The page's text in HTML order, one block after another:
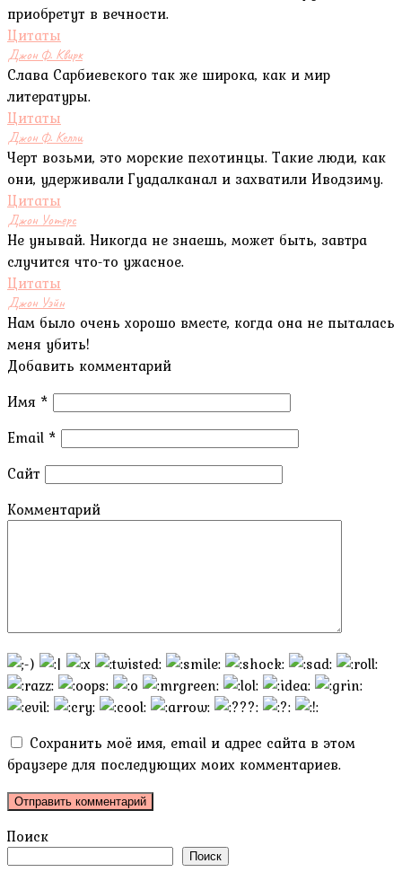
приобретут в вечности.
Цитаты
Джон Ф. Квирк
Слава Сарбиевского так же широка, как и мир
литературы.
Цитаты
Джон Ф. Келли
Черт возьми, это морские пехотинцы. Такие люди, как
они, удерживали Гуадалканал и захватили Иводзиму.
Цитаты
Джон Уотерс
Не унывай. Никогда не знаешь, может быть, завтра
случится что-то ужасное.
Цитаты
Джон Уэйн
Нам было очень хорошо вместе, когда она не пыталась
меня убить!
Добавить комментарий
Имя *
Email *
Сайт
Комментарий
Сохранить моё имя, email и адрес сайта в этом
браузере для последующих моих комментариев.
Поиск
Поиск